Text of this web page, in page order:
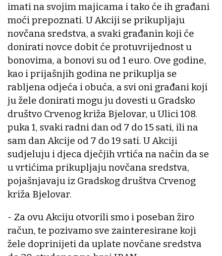
imati na svojim majicama i tako će ih građani
moći prepoznati. U Akciji se prikupljaju
novčana sredstva, a svaki građanin koji će
donirati novce dobit će protuvrijednost u
bonovima, a bonovi su od 1 euro. Ove godine,
kao i prijašnjih godina ne prikuplja se
rabljena odjeća i obuća, a svi oni građani koji
ju žele donirati mogu ju dovesti u Gradsko
društvo Crvenog križa Bjelovar, u Ulici 108.
puka 1, svaki radni dan od 7 do 15 sati, ili na
sam dan Akcije od 7 do 19 sati. U Akciji
sudjeluju i djeca dječjih vrtića na način da se
u vrtićima prikupljaju novčana sredstva,
pojašnjavaju iz Gradskog društva Crvenog
križa Bjelovar.
- Za ovu Akciju otvorili smo i poseban žiro
račun, te pozivamo sve zainteresirane koji
žele doprinijeti da uplate novčane sredstva